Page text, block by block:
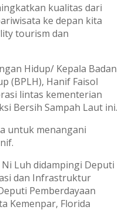
kualitas dari
ke depan kita
tourism dan
Hidup/ Kepala Badan
(BPLH), Hanif Faisol
lintas kementerian
Bersih Sampah Laut ini.
untuk menangani
Luh didampingi Deputi
dan Infrastruktur
Pemberdayaan
Kemenpar, Florida